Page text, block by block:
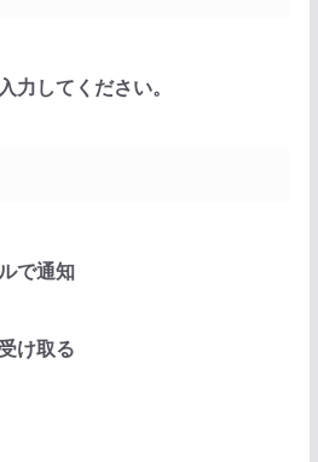
力してください。
で通知
け取る